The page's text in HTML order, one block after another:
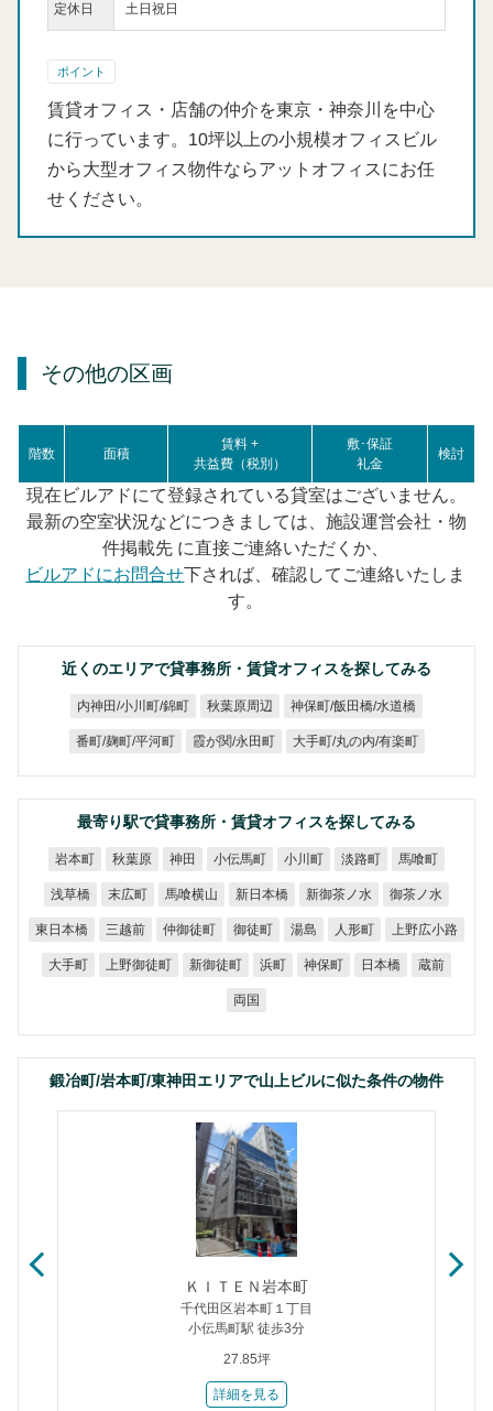
定休日 土日祝日
ポイント
賃貸オフィス・店舗の仲介を東京・神奈川を中心
に行っています。10坪以上の小規模オフィスビル
から大型オフィス物件ならアットオフィスにお任
せください。
その他の区画
階数 面積
賃料 +
共益費（税別）
敷･保証
礼金
検討
現在ビルアドにて登録されている貸室はございません。
最新の空室状況などにつきましては、施設運営会社・物
件掲載先 に直接ご連絡いただくか、
ビルアドにお問合せ下されば、確認してご連絡いたしま
す。
近くのエリアで貸事務所・賃貸オフィスを探してみる
内神田/小川町/錦町 秋葉原周辺 神保町/飯田橋/水道橋
番町/麹町/平河町 霞が関/永田町 大手町/丸の内/有楽町
最寄り駅で貸事務所・賃貸オフィスを探してみる
岩本町 秋葉原 神田 小伝馬町 小川町 淡路町 馬喰町
浅草橋 末広町 馬喰横山 新日本橋 新御茶ノ水 御茶ノ水
東日本橋 三越前 仲御徒町 御徒町 湯島 人形町 上野広小路
大手町 上野御徒町 新御徒町 浜町 神保町 日本橋 蔵前
両国
鍛冶町/岩本町/東神田エリアで山上ビルに似た条件の物件
ＫＩＴＥＮ岩本町
千代田区岩本町１丁目
小伝馬町駅 徒歩3分
27.85坪
詳細を見る